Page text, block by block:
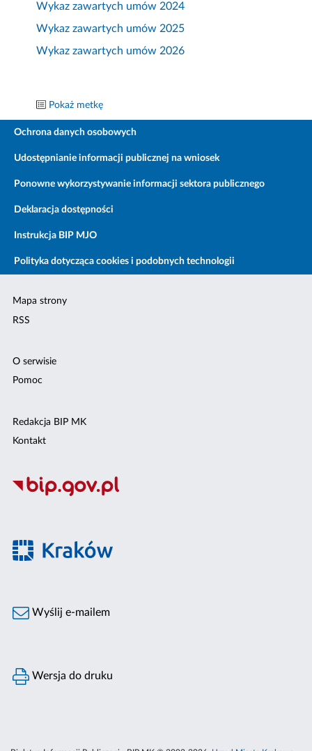
Wykaz zawartych umów 2024
Wykaz zawartych umów 2025
Wykaz zawartych umów 2026
Pokaż metkę
Ochrona danych osobowych
Udostępnianie informacji publicznej na wniosek
Ponowne wykorzystywanie informacji sektora publicznego
Deklaracja dostępności
Instrukcja BIP MJO
Polityka dotycząca cookies i podobnych technologii
Mapa strony
RSS
O serwisie
Pomoc
Redakcja BIP MK
Kontakt
Wyślij e-mailem
Wersja do druku